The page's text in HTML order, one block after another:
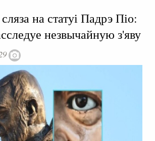
на статуі Падрэ Піо:
незвычайную з'яву